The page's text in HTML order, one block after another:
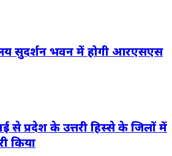
सुदर्शन भवन में होगी आरएसएस
से प्रदेश के उत्तरी हिस्से के जिलों में
किया